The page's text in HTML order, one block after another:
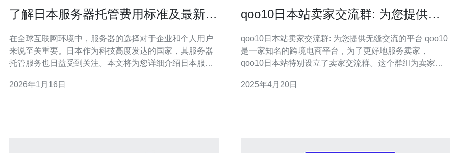
了解日本服务器托管费用标准及最新行
在全球互联网环境中，服务器的选择对于企业和个人用户
来说至关重要。日本作为科技高度发达的国家，其服务器
托管服务也日益受到关注。本文将为您详细介绍日本服务
首先，我们需要了解日本服务器托管的基本类型。一般来
2026年1月16日
qoo10日本站卖家交流群: 为您提供无
qoo10日本站卖家交流群: 为您提供无缝交流的平台 qoo10
是一家知名的跨境电商平台，为了更好地服务卖家，
qoo10日本站特别设立了卖家交流群。这个群组为卖家提
和互相学习。本文将介绍qoo10日本站卖家交流群的特点
2025年4月20日